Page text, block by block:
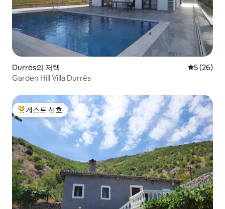
Durrës의 저택 평점 5점(5
5 (26)
Garden Hill Villa Durrës
상위 게스트 선호
게스트 선호